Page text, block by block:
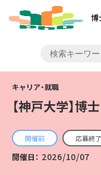
博
【神戸大学】博
開催前 応募終了
開催日： 2026/10/07